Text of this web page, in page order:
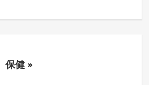
保健 »